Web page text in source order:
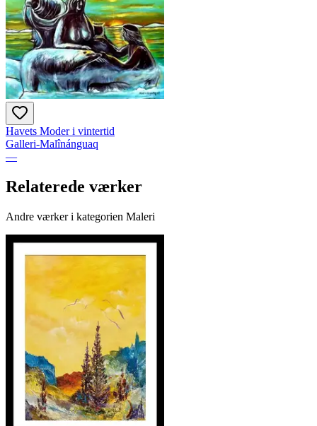
Havets Moder i vintertid
Galleri-Malînánguaq
—
Relaterede værker
Andre værker i kategorien Maleri